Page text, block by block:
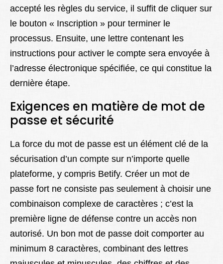
accepté les règles du service, il suffit de cliquer sur
le bouton « Inscription » pour terminer le
processus. Ensuite, une lettre contenant les
instructions pour activer le compte sera envoyée à
l’adresse électronique spécifiée, ce qui constitue la
dernière étape.
Exigences en matière de mot de
passe et sécurité
La force du mot de passe est un élément clé de la
sécurisation d’un compte sur n’importe quelle
plateforme, y compris Betify. Créer un mot de
passe fort ne consiste pas seulement à choisir une
combinaison complexe de caractères ; c’est la
première ligne de défense contre un accès non
autorisé. Un bon mot de passe doit comporter au
minimum 8 caractères, combinant des lettres